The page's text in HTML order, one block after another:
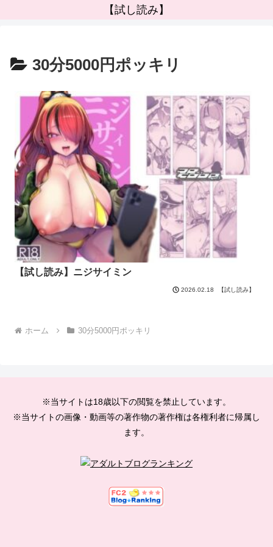
【試し読み】
30分5000円ポッキリ
【試し読み】ニジサイミン
2026.02.18 【試し読み】
ホーム 30分5000円ポッキリ
※当サイトは18歳以下の閲覧を禁止しています。
※当サイトの画像・動画等の著作物の著作権は各権利者に帰属し
ます。